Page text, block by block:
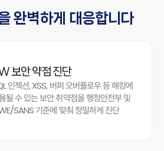
완벽하게 대응합니다
보안 약점 진단
인젝션, XSS, 버퍼 오버플로우 등 해킹에
될 수 있는 보안 취약점을 행정안전부 및
SANS 기준에 맞춰 정밀하게 진단